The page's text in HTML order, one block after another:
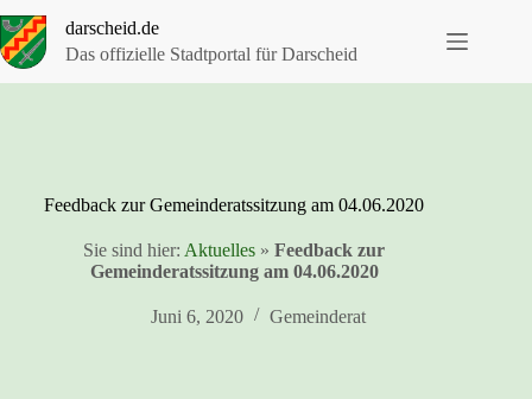
Inhalt
springen
darscheid.de
Das offizielle Stadtportal für Darscheid
Feedback zur Gemeinderatssitzung am 04.06.2020
Sie sind hier: Aktuelles »Feedback zur
Gemeinderatssitzung am 04.06.2020
Juni 6, 2020 Gemeinderat